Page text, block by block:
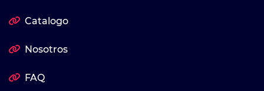
Catalogo
Nosotros
FAQ